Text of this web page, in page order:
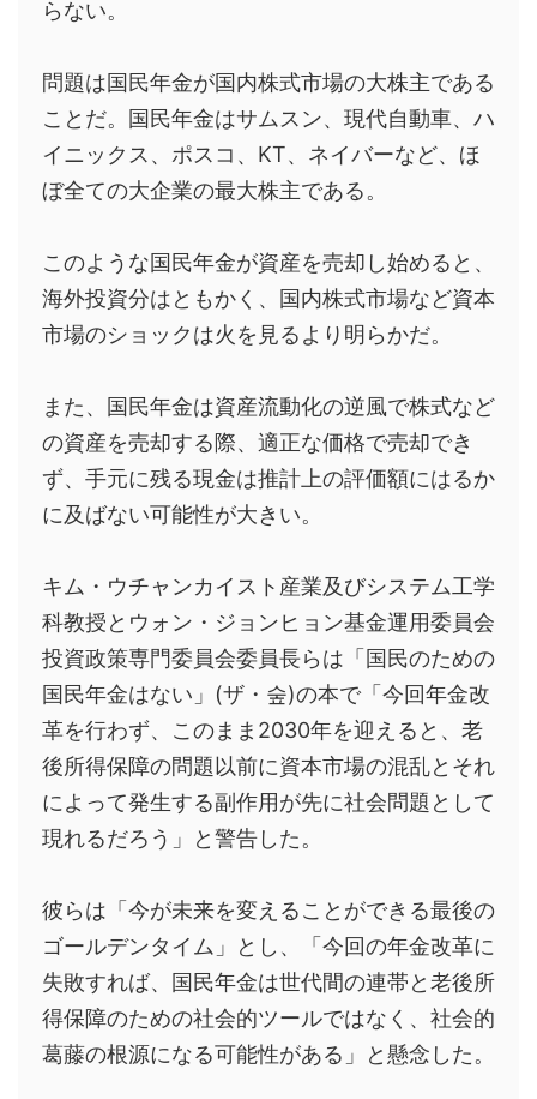
らない。
問題は国民年金が国内株式市場の大株主である
ことだ。国民年金はサムスン、現代自動車、ハ
イニックス、ポスコ、 KT、ネイバーなど、ほ
ぼ全ての大企業の最大株主である。
このような国民年金が資産を売却し始めると、
海外投資分はともかく、国内株式市場など資本
市場のショックは火を見るより明らかだ。
また、国民年金は資産流動化の逆風で株式など
の資産を売却する際、適正な価格で売却でき
ず、手元に残る現金は推計上の評価額にはるか
に及ばない可能性が大きい。
キム・ウチャンカイスト産業及びシステム工学
科教授とウォン・ジョンヒョン基金運用委員会
投資政策専門委員会委員長らは「国民のための
国民年金はない」(ザ・숲)の本で「今回年金改
革を行わず、このまま2030年を迎えると、老
後所得保障の問題以前に資本市場の混乱とそれ
によって発生する副作用が先に社会問題として
現れるだろう」と警告した。
彼らは「今が未来を変えることができる最後の
ゴールデンタイム」とし、「今回の年金改革に
失敗すれば、国民年金は世代間の連帯と老後所
得保障のための社会的ツールではなく、社会的
葛藤の根源になる可能性がある」と懸念した。